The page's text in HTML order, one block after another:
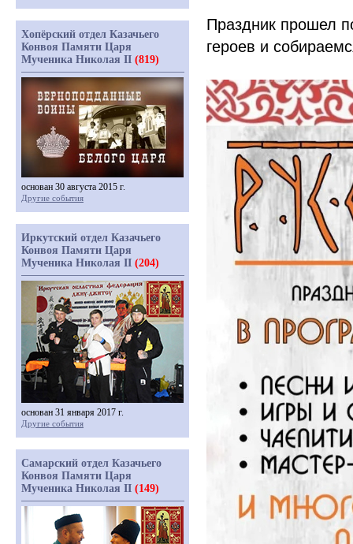
Праздник прошел
героев и
Хопёрский отдел Казачьего
Конвоя Памяти Царя
Мученика Николая II (819)
основан 30 августа 2015 г.
Другие события
Иркутский отдел Казачьего
Конвоя Памяти Царя
Мученика Николая II (204)
основан 31 января 2017 г.
Другие события
Самарский отдел Казачьего
Конвоя Памяти Царя
Мученика Николая II (149)